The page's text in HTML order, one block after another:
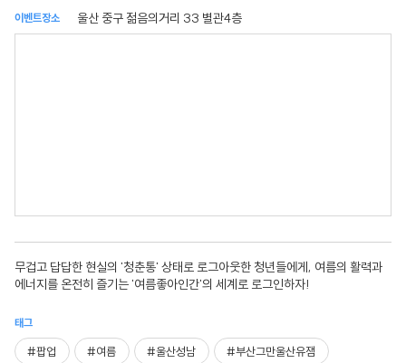
이벤트장소 울산 중구 젊음의거리 33 별관4층
무겁고 답답한 현실의 '청춘통' 상태로 로그아웃한 청년들에게, 여름의 활력과
에너지를 온전히 즐기는 '여름좋아인간'의 세계로 로그인하자!
태그
#팝업 #여름 #울산성남 #부산그만울산유잼